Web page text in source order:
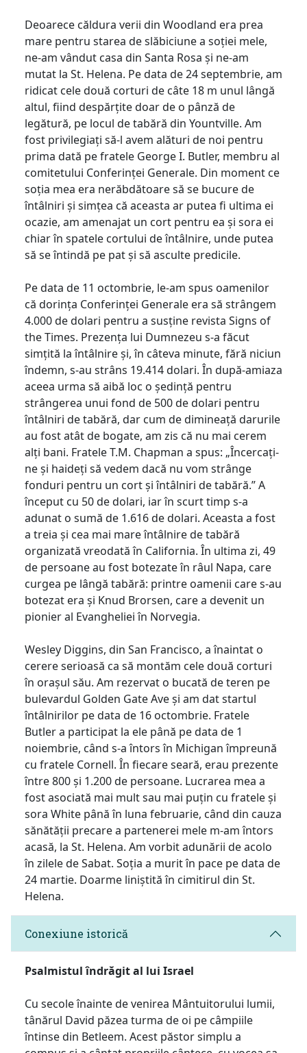
Deoarece căldura verii din Woodland era prea
mare pentru starea de slăbiciune a soției mele,
ne-am vândut casa din Santa Rosa și ne-am
mutat la St. Helena. Pe data de 24 septembrie, am
ridicat cele două corturi de câte 18 m unul lângă
altul, fiind despărțite doar de o pânză de
legătură, pe locul de tabără din Yountville. Am
fost privilegiați să-l avem alături de noi pentru
prima dată pe fratele George I. Butler, membru al
comitetului Conferinței Generale. Din moment ce
soția mea era nerăbdătoare să se bucure de
întâlniri și simțea că aceasta ar putea fi ultima ei
ocazie, am amenajat un cort pentru ea și sora ei
chiar în spatele cortului de întâlnire, unde putea
să se întindă pe pat și să asculte predicile.
Pe data de 11 octombrie, le-am spus oamenilor
că dorința Conferinței Generale era să strângem
4.000 de dolari pentru a susține revista Signs of
the Times. Prezența lui Dumnezeu s-a făcut
simțită la întâlnire și, în câteva minute, fără niciun
îndemn, s-au strâns 19.414 dolari. În după-amiaza
aceea urma să aibă loc o ședință pentru
strângerea unui fond de 500 de dolari pentru
întâlniri de tabără, dar cum de dimineață darurile
au fost atât de bogate, am zis că nu mai cerem
alți bani. Fratele T.M. Chapman a spus: „Încercați-
ne și haideți să vedem dacă nu vom strânge
fonduri pentru un cort și întâlniri de tabără.” A
început cu 50 de dolari, iar în scurt timp s-a
adunat o sumă de 1.616 de dolari. Aceasta a fost
a treia și cea mai mare întâlnire de tabără
organizată vreodată în California. În ultima zi, 49
de persoane au fost botezate în râul Napa, care
curgea pe lângă tabără: printre oamenii care s-au
botezat era și Knud Brorsen, care a devenit un
pionier al Evangheliei în Norvegia.
Wesley Diggins, din San Francisco, a înaintat o
cerere serioasă ca să montăm cele două corturi
în orașul său. Am rezervat o bucată de teren pe
bulevardul Golden Gate Ave și am dat startul
întâlnirilor pe data de 16 octombrie. Fratele
Butler a participat la ele până pe data de 1
noiembrie, când s-a întors în Michigan împreună
cu fratele Cornell. În fiecare seară, erau prezente
între 800 și 1.200 de persoane. Lucrarea mea a
fost asociată mai mult sau mai puțin cu fratele și
sora White până în luna februarie, când din cauza
sănătății precare a partenerei mele m-am întors
acasă, la St. Helena. Am vorbit adunării de acolo
în zilele de Sabat. Soția a murit în pace pe data de
24 martie. Doarme liniștită în cimitirul din St.
Helena.
Conexiune istorică
Psalmistul îndrăgit al lui Israel
Cu secole înainte de venirea Mântuitorului lumii,
tânărul David păzea turma de oi pe câmpiile
întinse din Betleem. Acest păstor simplu a